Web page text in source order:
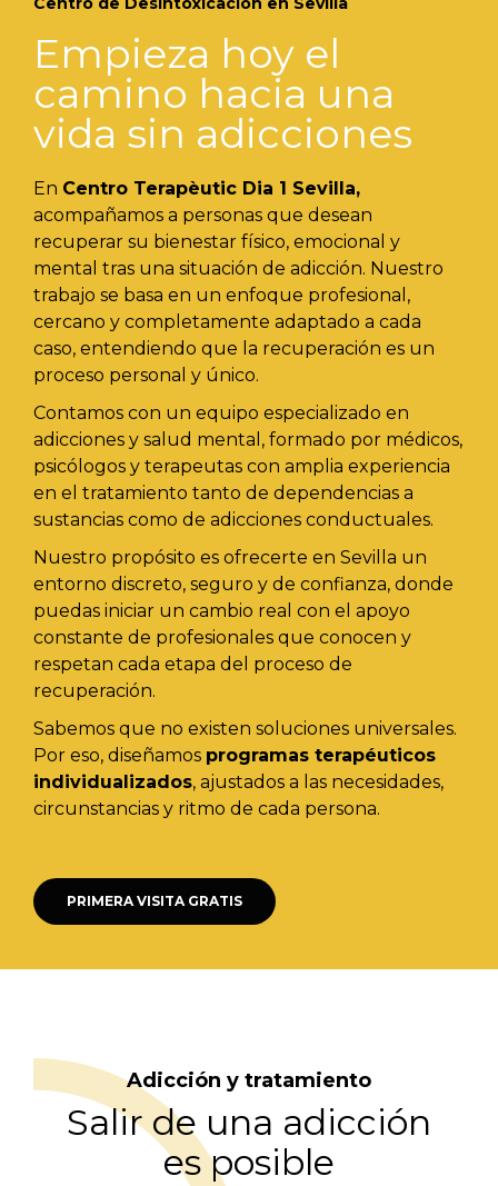
Empieza hoy el
camino hacia una
vida sin adicciones
En Centro Terapèutic Dia 1 Sevilla,
acompañamos a personas que desean
recuperar su bienestar físico, emocional y
mental tras una situación de adicción. Nuestro
trabajo se basa en un enfoque profesional,
cercano y completamente adaptado a cada
caso, entendiendo que la recuperación es un
proceso personal y único.
Contamos con un equipo especializado en
adicciones y salud mental, formado por médicos,
psicólogos y terapeutas con amplia experiencia
en el tratamiento tanto de dependencias a
sustancias como de adicciones conductuales.
Nuestro propósito es ofrecerte en Sevilla un
entorno discreto, seguro y de confianza, donde
puedas iniciar un cambio real con el apoyo
constante de profesionales que conocen y
respetan cada etapa del proceso de
recuperación.
Sabemos que no existen soluciones universales.
Por eso, diseñamos programas terapéuticos
individualizados, ajustados a las necesidades,
circunstancias y ritmo de cada persona.
PRIMERA VISITA GRATIS
Adicción y tratamiento
Salir de una adicción
es posible